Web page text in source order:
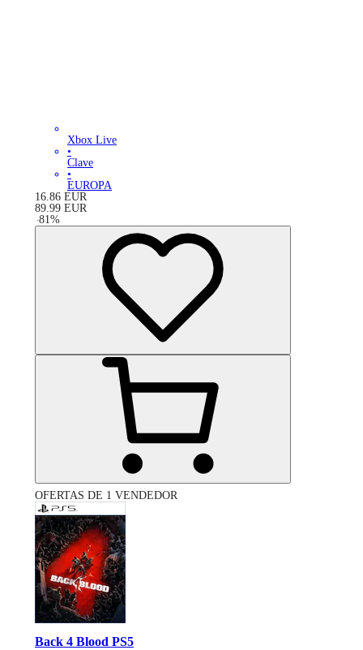
Xbox Live
•
Clave
•
EUROPA
16.86 EUR
89.99 EUR
-81%
OFERTAS DE 1 VENDEDOR
Back 4 Blood PS5